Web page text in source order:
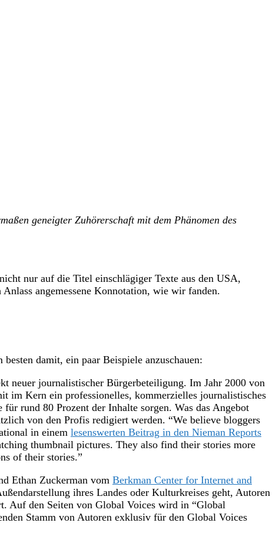
geneigter Zuhörerschaft mit dem Phänomen des
nur auf die Titel einschlägiger Texte aus den USA,
angemessene Konnotation, wie wir fanden.
damit, ein paar Beispiele anzuschauen:
neuer journalistischer Bürgerbeteiligung. Im Jahr 2000 von
im Kern ein professionelles, kommerzielles journalistisches
rund 80 Prozent der Inhalte sorgen. Was das Angebot
von den Profis redigiert werden. “We believe bloggers
in einem lesenswerten Beitrag in den Nieman Reports
thumbnail pictures. They also find their stories more
of their stories.”
Ethan Zuckerman vom Berkman Center for Internet and
ihres Landes oder Kulturkreises geht, Autoren
Auf den Seiten von Global Voices wird in “Global
Stamm von Autoren exklusiv für den Global Voices